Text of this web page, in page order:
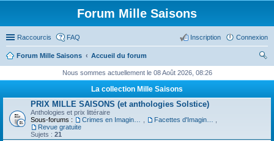
Forum Mille Saisons
Raccourcis FAQ Connexion
Inscription
Forum Mille Saisons
Accueil du forum
ch
Nous sommes actuellement le 08 Août 2026, 08:26
La collection Mille Saisons
PRIX MILLE SAISONS (et anthologies Solstice)
Anthologies et prix littéraire
Sous-forums :
Revue gratuite
Sujets : 21